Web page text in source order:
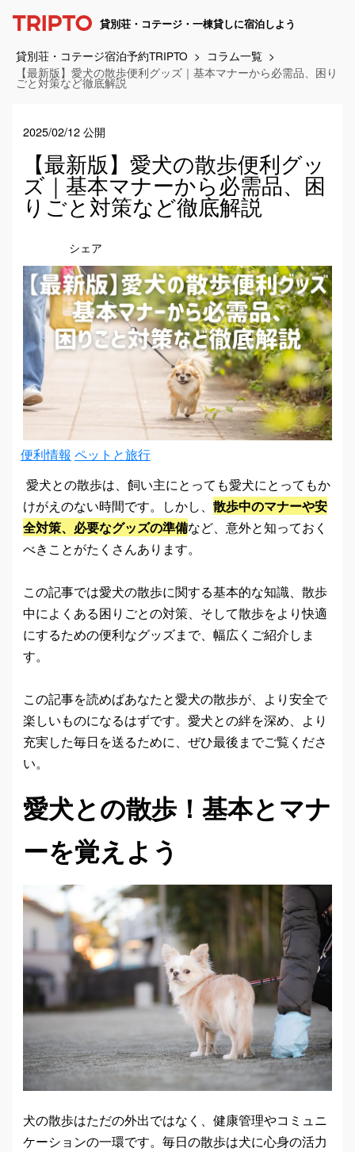
貸別荘・コテージ・一棟貸しに宿泊しよう
貸別荘・コテージ宿泊予約TRIPTO
コラム一覧
【最新版】愛犬の散歩便利グッズ｜基本マナーから必需品、困り
ごと対策など徹底解説
2025/02/12 公開
【最新版】愛犬の散歩便利グッ
ズ｜基本マナーから必需品、困
りごと対策など徹底解説
シェア
便利情報 ペットと旅行
愛犬との散歩は、飼い主にとっても愛犬にとってもか
けがえのない時間です。しかし、 散歩中のマナーや安
全対策、必要なグッズの準備など、意外と知っておく
べきことがたくさんあります。
この記事では愛犬の散歩に関する基本的な知識、散歩
中によくある困りごとの対策、そして散歩をより快適
にするための便利なグッズまで、幅広くご紹介しま
す。
この記事を読めばあなたと愛犬の散歩が、より安全で
楽しいものになるはずです。愛犬との絆を深め、より
充実した毎日を送るために、ぜひ最後までご覧くださ
い。
愛犬との散歩！基本とマナ
ーを覚えよう
犬の散歩はただの外出ではなく、健康管理やコミュニ
ケーションの一環です。毎日の散歩は犬に心身の活力